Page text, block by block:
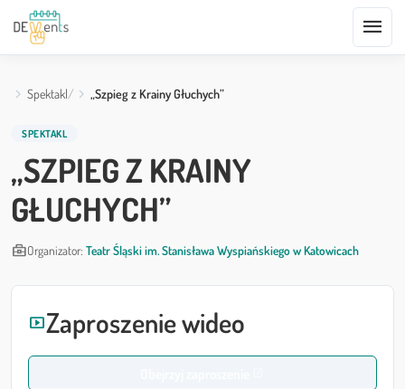
menu
Spektakl „Szpieg z Krainy Głuchych”
SPEKTAKL
„SZPIEG Z KRAINY
GŁUCHYCH”
business_centerOrganizator: Teatr Śląski im. Stanisława Wyspiańskiego w Katowicach
smart_displayZaproszenie wideo